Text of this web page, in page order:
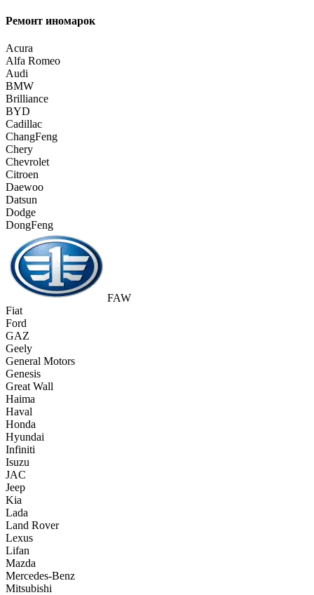
Ремонт иномарок
Acura
Alfa Romeo
Audi
BMW
Brilliance
BYD
Cadillac
ChangFeng
Chery
Chevrolet
Citroen
Daewoo
Datsun
Dodge
DongFeng
FAW
Fiat
Ford
GAZ
Geely
General Motors
Genesis
Great Wall
Haima
Haval
Honda
Hyundai
Infiniti
Isuzu
JAC
Jeep
Kia
Lada
Land Rover
Lexus
Lifan
Mazda
Mercedes-Benz
Mitsubishi